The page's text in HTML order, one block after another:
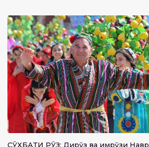
CӮҲБАТИ РӮЗ: Дирӯз ва имрӯзи